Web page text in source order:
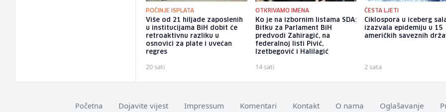
POČINJE ISPLATA
Više od 21 hiljade zaposlenih
u institucijama BiH dobit će
retroaktivnu razliku u
osnovici za plate i uvećan
regres
20 sati
OTKRIVAMO IMENA
Ko je na izbornim listama SDA:
Bitku za Parlament BiH
predvodi Zahiragić, na
federalnoj listi Pivić,
Izetbegović i Halilagić
14 sati
ČESTA LJETI
Ciklospora u iceberg
izazvala epidemiju u 15
američkih saveznih
2 sata
Početna Dojavite vijest Impressum Komentari Kontakt O nama Oglašavanje